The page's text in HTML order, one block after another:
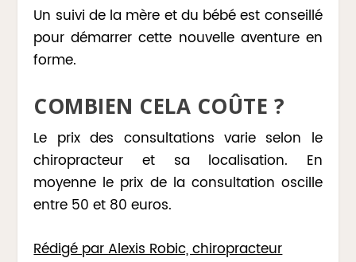
Un suivi de la mère et du bébé est conseillé
pour démarrer cette nouvelle aventure en
forme.
COMBIEN CELA COÛTE ?
Le prix des consultations varie selon le
chiropracteur et sa localisation. En
moyenne le prix de la consultation oscille
entre 50 et 80 euros.
Rédigé par Alexis Robic, chiropracteur